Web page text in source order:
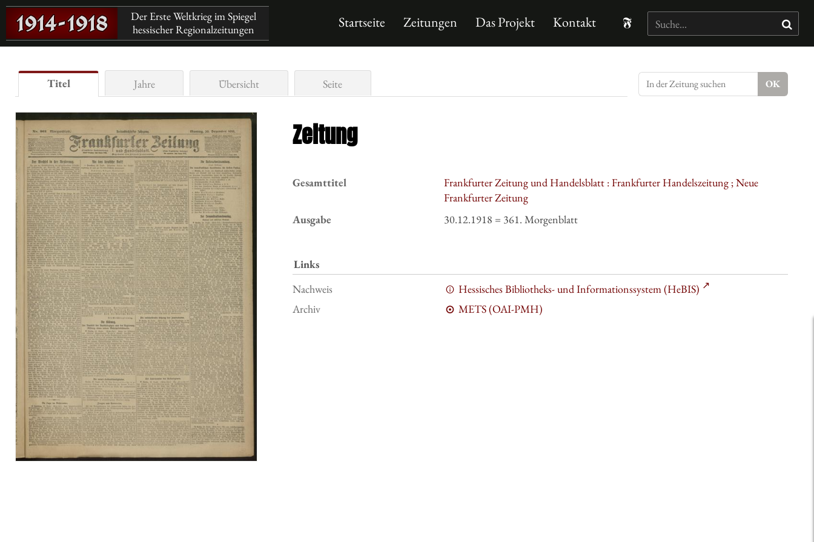
Der Erste Weltkrieg im Spiegel
hessischer Regionalzeitungen
Startseite Zeitungen Das Projekt Kontakt
Titel Jahre Übersicht Seite
Zeitung
Gesamttitel
Frankfurter Zeitung und Handelsblatt : Frankfurter Handelszeitung ; Neue
Frankfurter Zeitung
Ausgabe
30.12.1918 = 361. Morgenblatt
Links
Nachweis
Hessisches Bibliotheks- und Informationssystem (HeBIS)
Archiv
METS (OAI-PMH)